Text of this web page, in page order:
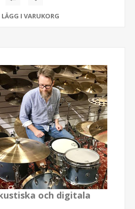
LÄGG I VARUKORG
och digitala